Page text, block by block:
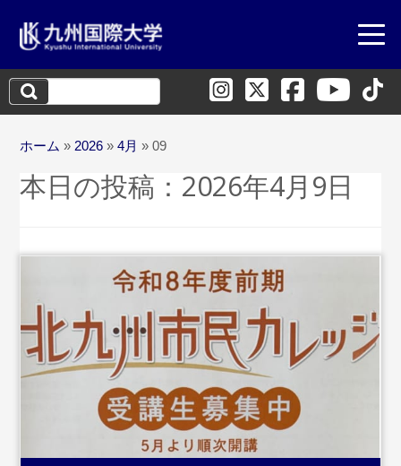
検
索:
ホーム » 2026 » 4月 » 09
本日の投稿： 2026年4月9日
...続きを読む